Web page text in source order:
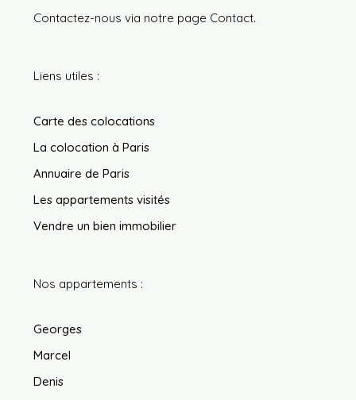
Contactez-nous via notre page Contact.
Liens utiles :
Carte des colocations
La colocation à Paris
Annuaire de Paris
Les appartements visités
Vendre un bien immobilier
Nos appartements :
Georges
Marcel
Denis